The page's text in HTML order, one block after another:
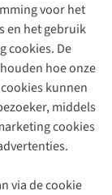
voor het
en het gebruik
cookies. De
hoe onze
kunnen
middels
cookies
via de cookie